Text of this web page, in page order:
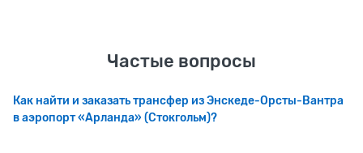
Частые вопросы
Как найти и заказать трансфер из Энскеде-Орсты-Вантра
в аэропорт «Арланда» (Стокгольм)?